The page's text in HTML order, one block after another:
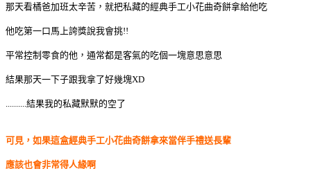
那天看橘爸加班太辛苦，就把私藏的經典手工小花曲奇餅拿給他吃
他吃第一口馬上誇獎說我會挑!!
平常控制零食的他，通常都是客氣的吃個一塊意思意思
結果那天一下子跟我拿了好幾塊XD
..........結果我的私藏默默的空了
可見，如果這盒經典手工小花曲奇餅拿來當伴手禮送長輩
應該也會非常得人緣啊